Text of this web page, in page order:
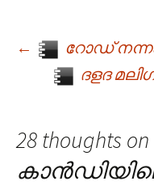
Post
←
റോഡ്
ദളദ
28 thoughts on